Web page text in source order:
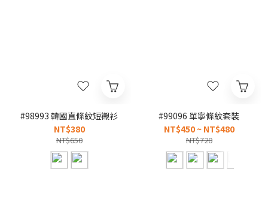
#98993 韓國直條紋短襯衫
NT$380
NT$650
#99096 單寧條紋套裝
NT$450 ~ NT$480
NT$720